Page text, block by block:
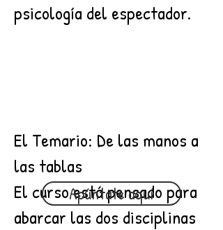
psicología del espectador.
El Temario: De las manos a
las tablas
El curso está pensado para
abarcar las dos disciplinas
Apúntate aquí